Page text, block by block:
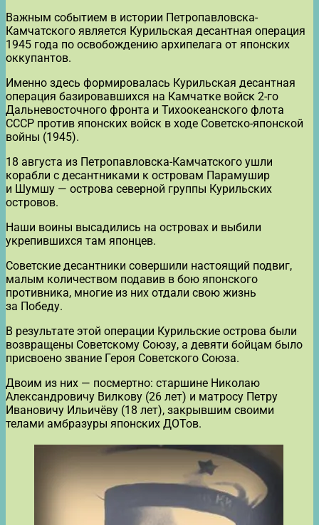
Важным событием в истории Петропавловска-
Камчатского является Курильская десантная операция
1945 года по освобождению архипелага от японских
оккупантов.
Именно здесь формировалась Курильская десантная
операция базировавшихся на Камчатке войск 2-го
Дальневосточного фронта и Тихоокеанского флота
СССР против японских войск в ходе Советско-японской
войны (1945).
18 августа из Петропавловска-Камчатского ушли
корабли с десантниками к островам Парамушир
и Шумшу — острова северной группы Курильских
островов.
Наши воины высадились на островах и выбили
укрепившихся там японцев.
Советские десантники совершили настоящий подвиг,
малым количеством подавив в бою японского
противника, многие из них отдали свою жизнь
за Победу.
В результате этой операции Курильские острова были
возвращены Советскому Союзу, а девяти бойцам было
присвоено звание Героя Советского Союза.
Двоим из них — посмертно: старшине Николаю
Александровичу Вилкову (26 лет) и матросу Петру
Ивановичу Ильичёву (18 лет), закрывшим своими
телами амбразуры японских ДОТов.